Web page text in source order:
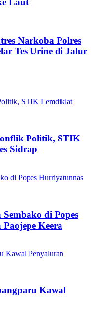
Laut
Narkoba Polres
Tes Urine di Jalur
Politik, STIK
Sidrap
di Popes
Keera
Kawal